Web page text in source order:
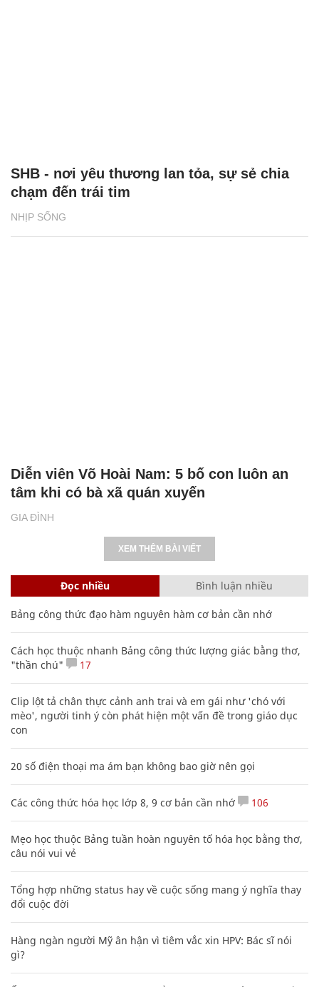
NHỊP SỐNG
SHB - nơi yêu thương lan tỏa, sự sẻ chia
chạm đến trái tim
GIA ĐÌNH
Diễn viên Võ Hoài Nam: 5 bố con luôn an
tâm khi có bà xã quán xuyến
XEM THÊM BÀI VIẾT
Đọc nhiều Bình luận nhiều
Bảng công thức đạo hàm nguyên hàm cơ bản cần nhớ
Cách học thuộc nhanh Bảng công thức lượng giác bằng thơ,
"thần chú"
17
Clip lột tả chân thực cảnh anh trai và em gái như 'chó với
mèo', người tinh ý còn phát hiện một vấn đề trong giáo dục
con
20 số điện thoại ma ám bạn không bao giờ nên gọi
Các công thức hóa học lớp 8, 9 cơ bản cần nhớ 106
Mẹo học thuộc Bảng tuần hoàn nguyên tố hóa học bằng thơ,
câu nói vui vẻ
Tổng hợp những status hay về cuộc sống mang ý nghĩa thay
đổi cuộc đời
Hàng ngàn người Mỹ ân hận vì tiêm vắc xin HPV: Bác sĩ nói
gì?